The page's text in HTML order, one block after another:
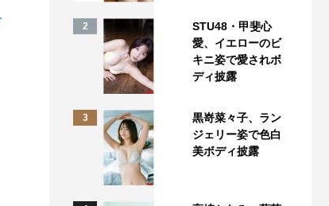
2
STU48・甲斐心
愛、イエローのビ
キニ姿で愛されボ
ディ披露
3
黒嵜菜々子、ラン
ジェリー姿で色白
美ボディ披露